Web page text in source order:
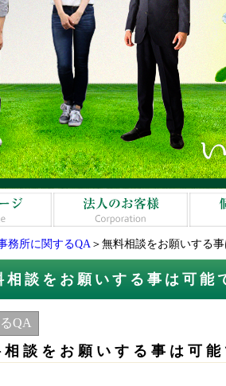
務所に関するQA ＞無料相談をお願いする
相談をお願いする事は可能
QA
相談をお願いする事は可能